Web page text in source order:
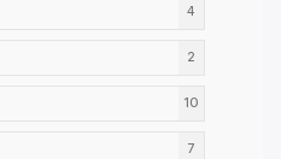
4
2
10
7